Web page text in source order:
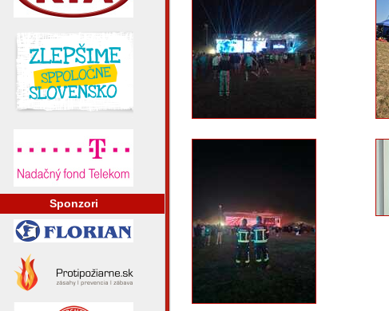
Sponzori